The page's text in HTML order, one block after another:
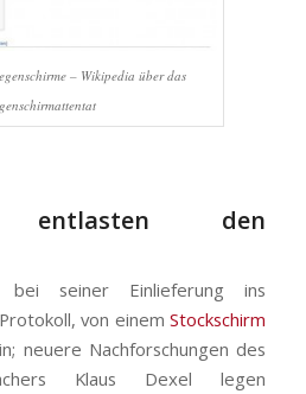
– Wikipedia über das
entlasten den
seiner Einlieferung ins
von einemStockschirm
neuere Nachforschungen des
Klaus Dexel legen